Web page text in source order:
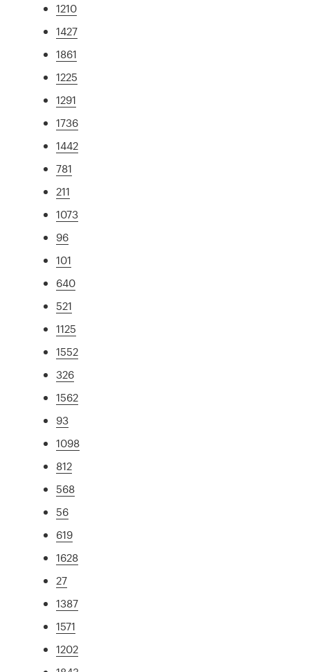
1210
1427
1861
1225
1291
1736
1442
781
211
1073
96
101
640
521
1125
1552
326
1562
93
1098
812
568
56
619
1628
27
1387
1571
1202